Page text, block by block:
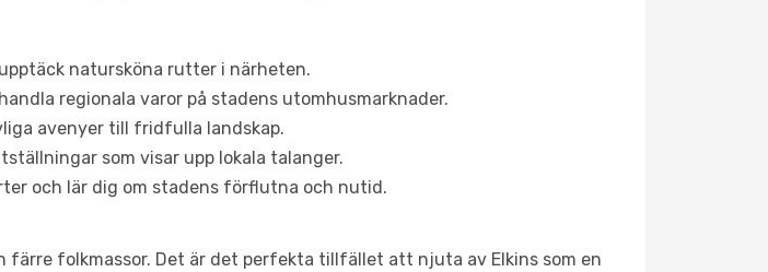
natursköna rutter i närheten.
regionala varor på stadens utomhusmarknader.
avenyer till fridfulla landskap.
som visar upp lokala talanger.
och lär dig om stadens förflutna och nutid.
folkmassor. Det är det perfekta tillfället att njuta av Elkins som en